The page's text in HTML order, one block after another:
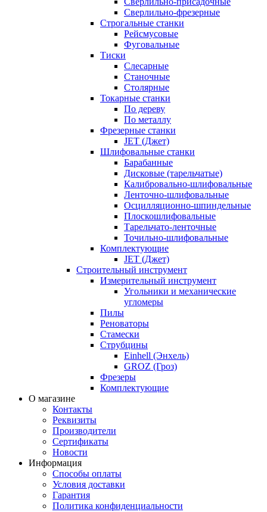
Сверлильно-фрезерные
Строгальные станки
Рейсмусовые
Фуговальные
Тиски
Слесарные
Станочные
Столярные
Токарные станки
По дереву
По металлу
Фрезерные станки
JET (Джет)
Шлифовальные станки
Барабанные
Дисковые (тарельчатые)
Калибровально-шлифовальные
Ленточно-шлифовальные
Осцилляционно-шпиндельные
Плоскошлифовальные
Тарельчато-ленточные
Точильно-шлифовальные
Комплектующие
JET (Джет)
Строительный инструмент
Измерительный инструмент
Угольники и механические
угломеры
Пилы
Реноваторы
Стамески
Струбцины
Einhell (Энхель)
GROZ (Гроз)
Фрезеры
Комплектующие
О магазине
Контакты
Реквизиты
Производители
Сертификаты
Новости
Информация
Способы оплаты
Условия доставки
Гарантия
Политика конфиденциальности